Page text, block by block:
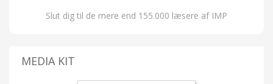
Slut dig til de mere end 155.000 læsere af IMP
MEDIA KIT